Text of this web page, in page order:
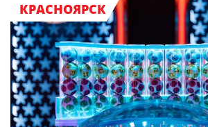
КРАСНОЯРСК